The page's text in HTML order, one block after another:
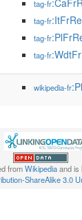
tag-fr
tag-fr
tag-fr
tag-fr
wikipedia-fr
fromWikipediaand is
ShareAlike 3.0